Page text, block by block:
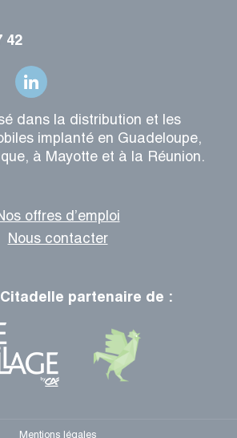
42
dans la distribution et les
implanté en Guadeloupe,
à Mayotte et à la Réunion.
offres d’emploi
Nous contacter
partenaire de :